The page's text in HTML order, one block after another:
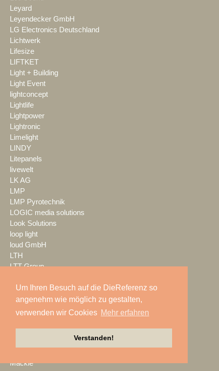
Um Ihren Besuch auf die DieReferenz so
angenehm wie möglich zu gestalten,
verwenden wir Cookies Mehr erfahren
Verstanden!
Leyard
Leyendecker GmbH
LG Electronics Deutschland
Lichtwerk
Lifesize
LIFTKET
Light + Building
Light Event
lightconcept
Lightlife
Lightpower
Lightronic
Limelight
LINDY
Litepanels
livewelt
LK AG
LMP
LMP Pyrotechnik
LOGIC media solutions
Look Solutions
loop light
loud GmbH
LTH
LTT Group
Lupax
LUXAV
LYNX Media Systems
MA Lighting
Mackie